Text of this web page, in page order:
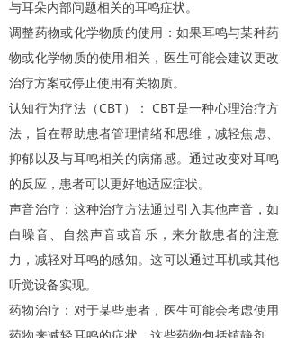
与耳朵内部问题相关的耳鸣症状。
调整药物或化学物质的使用：如果耳鸣与某种药
物或化学物质的使用相关，医生可能会建议更改
治疗方案或停止使用有关物质。
认知行为疗法（ CBT ）： CBT是一种心理治疗方
法，旨在帮助患者管理情绪和思维，减轻焦虑、
抑郁以及与耳鸣相关的病痛感。通过改变对耳鸣
的反应，患者可以更好地适应症状。
声音治疗：这种治疗方法通过引入其他声音，如
白噪音、自然声音或音乐，来分散患者的注意
力，减轻对耳鸣的感知。这可以通过耳机或其他
听觉设备实现。
药物治疗：对于某些患者，医生可能会考虑使用